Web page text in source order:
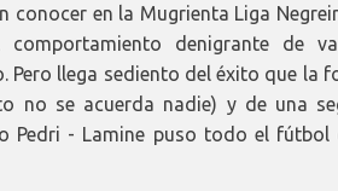
conocer en la Mugrienta Liga
comportamiento denigrante de
llega sediento del éxito que la
no se acuerda nadie) y de una
Pedri - Lamine puso todo el fútbol